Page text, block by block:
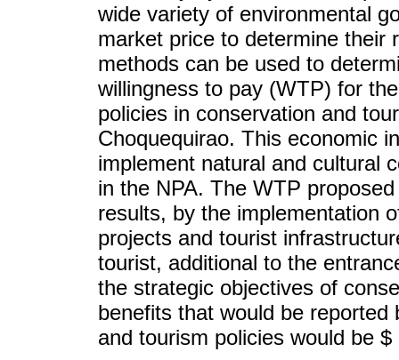
wide variety of environmental
market price to determine their
methods can be used to
willingness to pay (WTP) for
policies in conservation and
Choquequirao. This economic
implement natural and cultural
in the NPA. The WTP
results, by the implementation
projects and tourist
tourist, additional to the
the strategic objectives of
benefits that would be
and tourism policies would be